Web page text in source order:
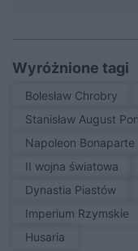
Wyróżnione tagi
Bolesław Chrobry
Stanisław August
Napoleon Bonaparte
II wojna światowa
Dynastia Piastów
Imperium Rzymskie
Husaria